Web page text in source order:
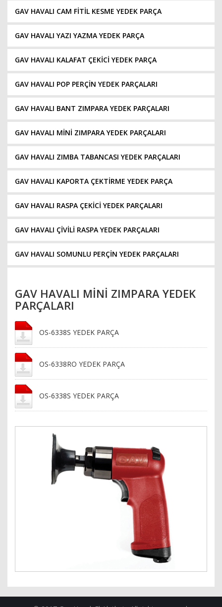
GAV HAVALI CAM FİTİL KESME YEDEK PARÇA
GAV HAVALI YAZI YAZMA YEDEK PARÇA
GAV HAVALI KALAFAT ÇEKİCİ YEDEK PARÇA
GAV HAVALI POP PERÇİN YEDEK PARÇALARI
GAV HAVALI BANT ZIMPARA YEDEK PARÇALARI
GAV HAVALI MİNİ ZIMPARA YEDEK PARÇALARI
GAV HAVALI ZIMBA TABANCASI YEDEK PARÇALARI
GAV HAVALI KAPORTA ÇEKTİRME YEDEK PARÇA
GAV HAVALI RASPA ÇEKİCİ YEDEK PARÇALARI
GAV HAVALI ÇİVİLİ RASPA YEDEK PARÇALARI
GAV HAVALI SOMUNLU PERÇİN YEDEK PARÇALARI
GAV HAVALI MİNİ ZIMPARA YEDEK
PARÇALARI
OS-6338S YEDEK PARÇA
OS-6338RO YEDEK PARÇA
OS-6338S YEDEK PARÇA